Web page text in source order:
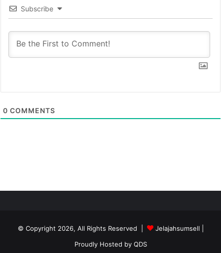
Subscribe
0 COMMENTS
© Copyright 2026, All Rights Reserved | Jelajahsumsell
Proudly Hosted by QDS